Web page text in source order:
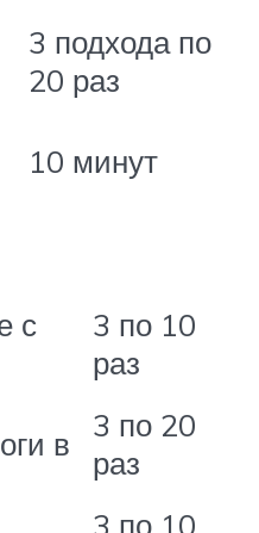
3 подхода по
20 раз
10 минут
с
3 по 10
раз
в
3 по 20
раз
3 по 10